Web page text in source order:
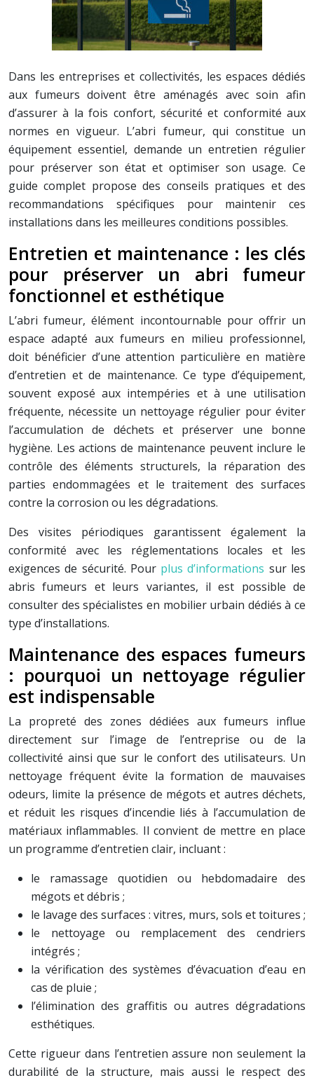
Dans les entreprises et collectivités, les espaces dédiés
aux fumeurs doivent être aménagés avec soin afin
d’assurer à la fois confort, sécurité et conformité aux
normes en vigueur. L’abri fumeur, qui constitue un
équipement essentiel, demande un entretien régulier
pour préserver son état et optimiser son usage. Ce
guide complet propose des conseils pratiques et des
recommandations spécifiques pour maintenir ces
installations dans les meilleures conditions possibles.
Entretien et maintenance : les clés
pour préserver un abri fumeur
fonctionnel et esthétique
L’abri fumeur, élément incontournable pour offrir un
espace adapté aux fumeurs en milieu professionnel,
doit bénéficier d’une attention particulière en matière
d’entretien et de maintenance. Ce type d’équipement,
souvent exposé aux intempéries et à une utilisation
fréquente, nécessite un nettoyage régulier pour éviter
l’accumulation de déchets et préserver une bonne
hygiène. Les actions de maintenance peuvent inclure le
contrôle des éléments structurels, la réparation des
parties endommagées et le traitement des surfaces
contre la corrosion ou les dégradations.
Des visites périodiques garantissent également la
conformité avec les réglementations locales et les
exigences de sécurité. Pour plus d’informations sur les
abris fumeurs et leurs variantes, il est possible de
consulter des spécialistes en mobilier urbain dédiés à ce
type d’installations.
Maintenance des espaces fumeurs
: pourquoi un nettoyage régulier
est indispensable
La propreté des zones dédiées aux fumeurs influe
directement sur l’image de l’entreprise ou de la
collectivité ainsi que sur le confort des utilisateurs. Un
nettoyage fréquent évite la formation de mauvaises
odeurs, limite la présence de mégots et autres déchets,
et réduit les risques d’incendie liés à l’accumulation de
matériaux inflammables. Il convient de mettre en place
un programme d’entretien clair, incluant :
le ramassage quotidien ou hebdomadaire des
mégots et débris ;
le lavage des surfaces : vitres, murs, sols et toitures ;
le nettoyage ou remplacement des cendriers
intégrés ;
la vérification des systèmes d’évacuation d’eau en
cas de pluie ;
l’élimination des graffitis ou autres dégradations
esthétiques.
Cette rigueur dans l’entretien assure non seulement la
durabilité de la structure, mais aussi le respect des